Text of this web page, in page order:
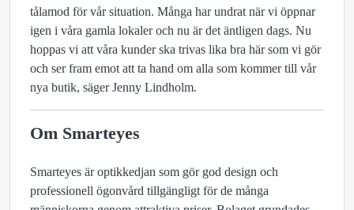
tålamod för vår situation. Många har undrat när vi öppnar
igen i våra gamla lokaler och nu är det äntligen dags. Nu
hoppas vi att våra kunder ska trivas lika bra här som vi gör
och ser fram emot att ta hand om alla som kommer till vår
nya butik, säger Jenny Lindholm.
Om Smarteyes
Smarteyes är optikkedjan som gör god design och
professionell ögonvård tillgängligt för de många